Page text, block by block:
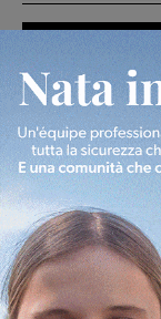
Figline Incisa
Piscina di
Pnrr, il
Cronaca 4
Un anno fa
Gianni,
processo, lo
Cronaca 3